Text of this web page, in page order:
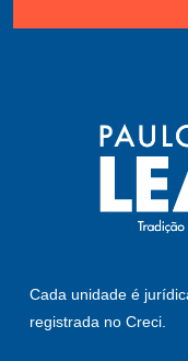
Cada unidade é
registrada no Creci.